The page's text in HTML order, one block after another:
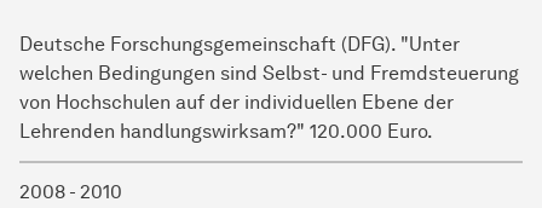
Deutsche Forschungsgemeinschaft (DFG). "Unter
welchen Bedingungen sind Selbst- und Fremdsteuerung
von Hochschulen auf der individuellen Ebene der
Lehrenden handlungswirksam?" 120.000 Euro.
2008 - 2010